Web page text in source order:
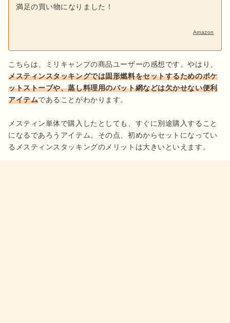
満足の買い物になりました！
Amazon
こちらは、ミリキャンプの商品ユーザーの感想です。やはり、
メスティンスタッキングでは固形燃料をセットするためのポケ
ットストーブや、蒸し料理用のバット網などは欠かせない便利
アイテムであることがわかります。
メスティン単体で購入したとしても、すぐに別途購入すること
になるであろうアイテム。その点、初めからセットになってい